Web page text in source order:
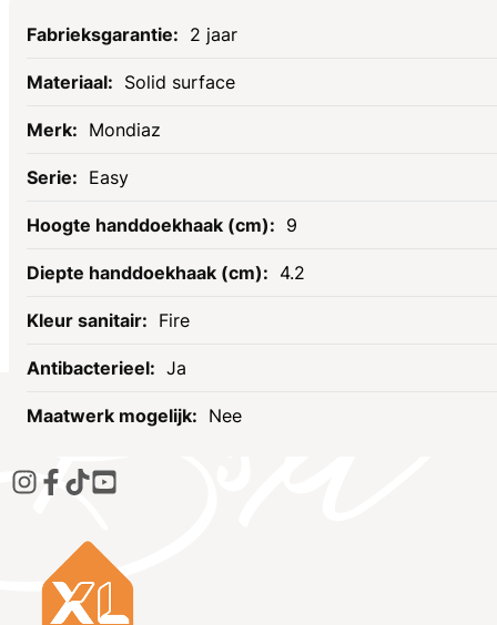
Specificaties
2 jaar
Solid surface
Mondiaz
Easy
9
4.2
Fire
Ja
Nee